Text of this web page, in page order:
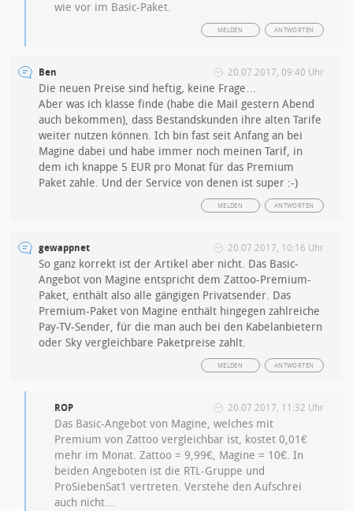
wie vor im Basic-Paket.
ANTWORTEN
MELDEN
Ben 20.07.2017, 09:40 Uhr
Die neuen Preise sind heftig, keine Frage…
Aber was ich klasse finde (habe die Mail gestern Abend
auch bekommen), dass Bestandskunden ihre alten Tarife
weiter nutzen können. Ich bin fast seit Anfang an bei
Magine dabei und habe immer noch meinen Tarif, in
dem ich knappe 5 EUR pro Monat für das Premium
Paket zahle. Und der Service von denen ist super :-)
ANTWORTEN
MELDEN
gewappnet 20.07.2017, 10:16 Uhr
So ganz korrekt ist der Artikel aber nicht. Das Basic-
Angebot von Magine entspricht dem Zattoo-Premium-
Paket, enthält also alle gängigen Privatsender. Das
Premium-Paket von Magine enthält hingegen zahlreiche
Pay-TV-Sender, für die man auch bei den Kabelanbietern
oder Sky vergleichbare Paketpreise zahlt.
ANTWORTEN
MELDEN
ROP 20.07.2017, 11:32 Uhr
Das Basic-Angebot von Magine, welches mit
Premium von Zattoo vergleichbar ist, kostet 0,01€
mehr im Monat. Zattoo = 9,99€, Magine = 10€. In
beiden Angeboten ist die RTL-Gruppe und
ProSiebenSat1 vertreten. Verstehe den Aufschrei
auch nicht…